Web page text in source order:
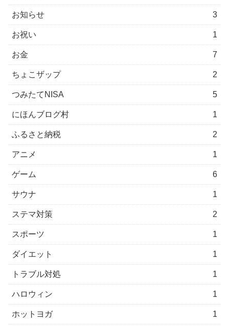
お知らせ 3
お祝い 1
お金 7
ちょこザップ 2
つみたてNISA 5
にほんブログ村 1
ふるさと納税 2
アニメ 1
ゲーム 6
サウナ 1
ステマ対策 2
スポーツ 1
ダイエット 1
トラブル対処 1
ハロウィン 1
ホットヨガ 1